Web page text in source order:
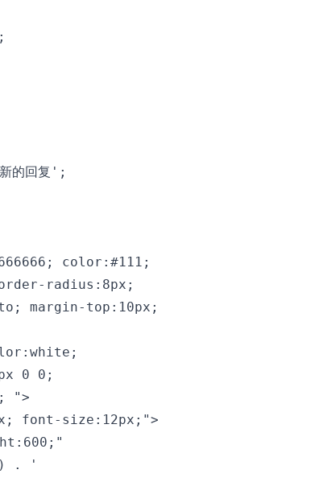
回复';
color:#111;
radius:8px;
margin-top:10px;
0 0;
">
font-size:12px;">
. '